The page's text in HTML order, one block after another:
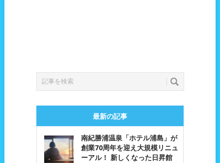
最新の記事
南紀勝浦温泉「ホテル浦島」が
創業70周年を迎え大規模リニュ
ーアル！ 新しくなった日昇館